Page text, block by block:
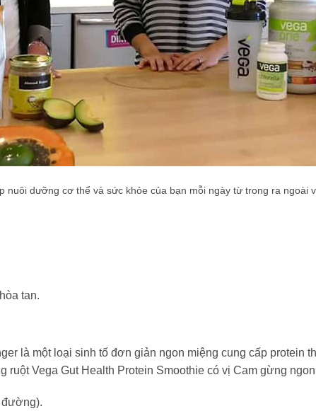
dưỡng cơ thể và sức khỏe của bạn mỗi ngày từ trong ra ngoài
tan.
là một loại sinh tố đơn giản ngon miệng cung cấp protein
Vega Gut Health Protein Smoothie có vị Cam gừng